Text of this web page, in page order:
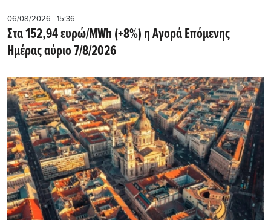
06/08/2026 - 15:36
Στα 152,94 ευρώ/MWh (+8%) η Αγορά Επόμενης
Ημέρας αύριο 7/8/2026